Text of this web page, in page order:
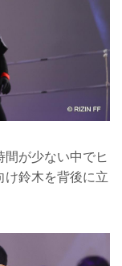
が少ない中でヒ
け鈴木を背後に立